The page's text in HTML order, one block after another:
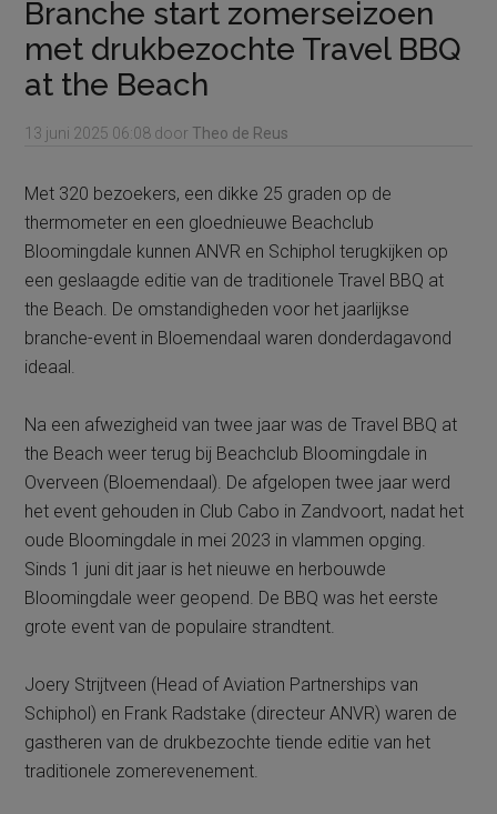
Branche start zomerseizoen
met drukbezochte Travel BBQ
at the Beach
13 juni 2025 06:08 door Theo de Reus
Met 320 bezoekers, een dikke 25 graden op de
thermometer en een gloednieuwe Beachclub
Bloomingdale kunnen ANVR en Schiphol terugkijken op
een geslaagde editie van de traditionele Travel BBQ at
the Beach. De omstandigheden voor het jaarlijkse
branche-event in Bloemendaal waren donderdagavond
ideaal.
Na een afwezigheid van twee jaar was de Travel BBQ at
the Beach weer terug bij Beachclub Bloomingdale in
Overveen (Bloemendaal). De afgelopen twee jaar werd
het event gehouden in Club Cabo in Zandvoort, nadat het
oude Bloomingdale in mei 2023 in vlammen opging.
Sinds 1 juni dit jaar is het nieuwe en herbouwde
Bloomingdale weer geopend. De BBQ was het eerste
grote event van de populaire strandtent.
Joery Strijtveen (Head of Aviation Partnerships van
Schiphol) en Frank Radstake (directeur ANVR) waren de
gastheren van de drukbezochte tiende editie van het
traditionele zomerevenement.